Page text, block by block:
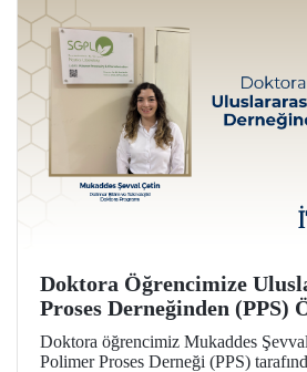
Doktora Öğrencimize
Proses Derneğinden (PPS)
Doktora öğrencimiz Mukaddes
Polimer Proses Derneği (PPS)